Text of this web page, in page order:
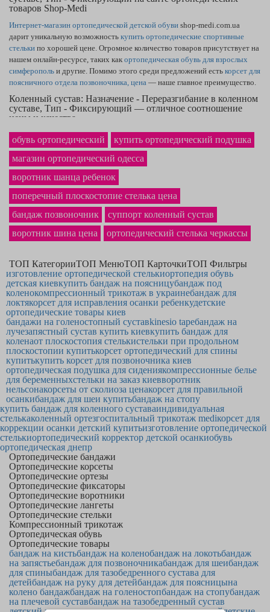
товаров Shop-Medi
Интернет-магазин ортопедической детской обуви shop-medi.com.ua
дарит уникальную возможность купить ортопедические спортивные
стельки по хорошей цене. Огромное количество товаров присутствует на
нашем онлайн-ресурсе, таких как ортопедическая обувь для взрослых
симферополь и другие. Помимо этого среди предложений есть корсет для
поясничного отдела позвоночника, цена — наше главное преимущество.
Коленный сустав: Назначение - Переразгибание в коленном
суставе, Тип - Фиксирующий — отличное соотношение
цены и качества
Если Вам необходимы высококачественныебандажи на локтевой сустав
— Вы на правильном пути. Широкий каталог сайта охватывает товары,
каккомпрессионные гольфы cep — купить
нашем магазине ортопедических товаров самая низкая на рынке
ортопедическую подушкув Никополе и по другим городам Украины.
Хорошийбюстгальтер с карманом для протезаточно станет
приобретением, которым Вы будете рады.
обувь ортопедический
купить ортопедический подушка
магазин ортопедический одесса
воротник шанца ребенок
поперечный плоскостопие стелька цена
бандаж позвоночник
суппорт коленный сустав
воротник шина цена
ортопедический стелька черкассы
ТОП КатегорииТОП МенюТОП КарточкиТОП Фильтры
изготовление ортопедической стелькиортопедия обувь
детская киевкупить бандаж на поясницубандаж под
коленокомпрессионный трикотаж в украинебандаж для
локтякорсет для исправления осанки ребенкудетские
ортопедические товары киев
бандажи на голеностопный суставkinesio tapeбандаж на
лучезапястный сустав купить киевкупить бандаж для
коленаот плоскостопия стелькистельки при продольном
плоскостопии купитькорсет ортопедический для спины
купитькупить корсет для позвоночника киев
ортопедическая подушка для сидениякомпрессионные белье
для беременныхстельки на заказ киевворотник
нельсонакорсеты от сколиоза ценакорсет для правильной
осанкибандаж для шеи купитьбандаж на стопу
купить бандаж для коленного суставаиндивидуальная
стелькаколенный ортезгоспитальный трикотаж mediкорсет для
коррекции осанки детский купитьизготовление ортопедической
стелькиортопедический корректор детской осанкиобувь
ортопедическая днепр
Ортопедические бандажи
Ортопедические корсеты
Ортопедические ортезы
Ортопедические фиксаторы
Ортопедические воротники
Ортопедические лангеты
Ортопедические стельки
Компрессионный трикотаж
Ортопедическая обувь
Ортопедические товары
бандаж на кистьбандаж на коленобандаж на локотьбандаж
на запястьебандаж для позвоночникабандаж для шеибандаж
для спиныбандаж для тазобедренного сустава для
детейбандаж на руку для детейбандаж для поясницына
колено бандажбандаж на голеностопбандаж на стопубандаж
на плечевой суставбандаж на тазобедренный сустав